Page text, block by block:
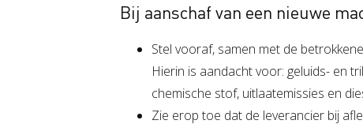
Bij aanschaf van een nieuwe
Stel vooraf, samen met de
Hierin is aandacht voor: geluids- en
chemische stof, uitlaatemissies en
Zie erop toe dat de leverancier bij